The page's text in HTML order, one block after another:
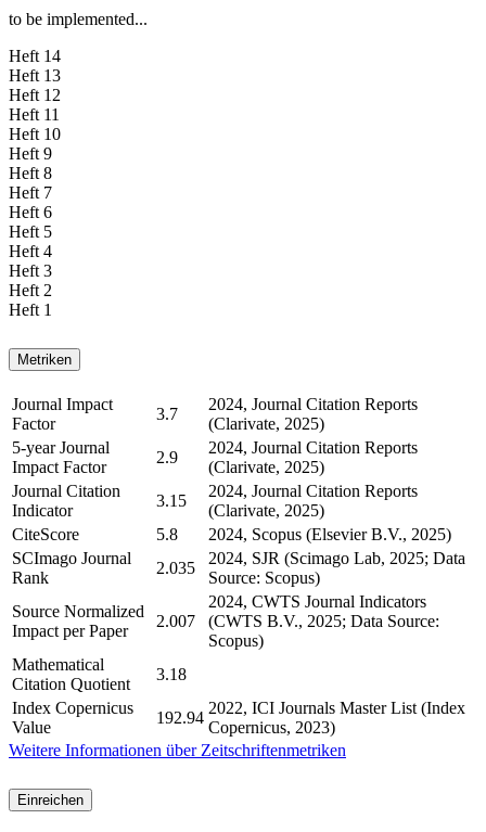
to be implemented...
Heft 14
Heft 13
Heft 12
Heft 11
Heft 10
Heft 9
Heft 8
Heft 7
Heft 6
Heft 5
Heft 4
Heft 3
Heft 2
Heft 1
Metriken
Journal Impact
Factor
3.7
2024, Journal Citation Reports
(Clarivate, 2025)
5-year Journal
Impact Factor
2.9
2024, Journal Citation Reports
(Clarivate, 2025)
Journal Citation
Indicator
3.15
2024, Journal Citation Reports
(Clarivate, 2025)
CiteScore
5.8
2024, Scopus (Elsevier B.V., 2025)
SCImago Journal
Rank
2.035
2024, SJR (Scimago Lab, 2025; Data
Source: Scopus)
Source Normalized
Impact per Paper
2.007
2024, CWTS Journal Indicators
(CWTS B.V., 2025; Data Source:
Scopus)
Mathematical
Citation Quotient
3.18
Index Copernicus
Value
192.94
2022, ICI Journals Master List (Index
Copernicus, 2023)
Weitere Informationen über Zeitschriftenmetriken
Einreichen